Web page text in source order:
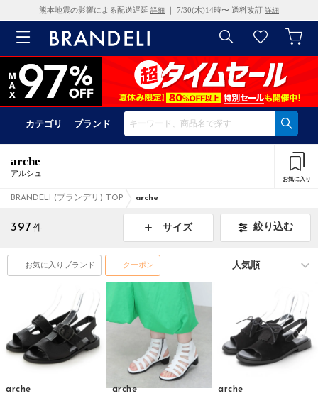
熊本地震の影響による配送遅延 詳細 ｜ 7/30(木)14時〜 送料改訂 詳細
カテゴリ ブランド
arche
アルシュ
お気に入り
BRANDELI (ブランデリ) TOP arche
397 件 サイズ 絞り込む
お気に入りブランド クーポン
arche arche arche